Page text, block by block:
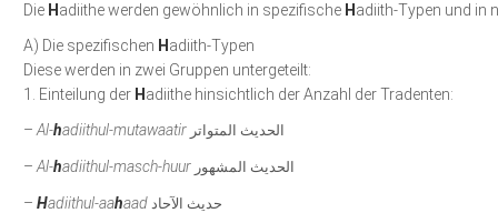
Die H adiithe werden gewöhnlich in spezifische H adiith-Typen und in
A) Die spezifischen H adiith-Typen
Diese werden in zwei Gruppen untergeteilt:
1. Einteilung der H adiithe hinsichtlich der Anzahl der Tradenten:
– Al-hadiithul-mutawaatir الحديث المتواتر
– Al-hadiithul-masch-huur الحديث المشهور
– Hadiithul-aahaad حديث الآحاد